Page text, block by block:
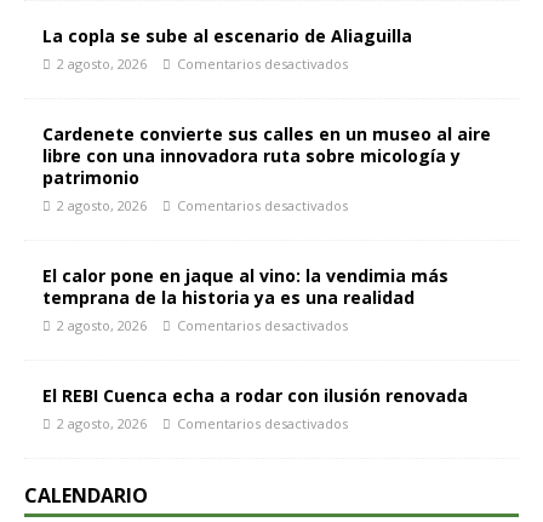
La copla se sube al escenario de Aliaguilla
2 agosto, 2026 Comentarios desactivados
Cardenete convierte sus calles en un museo al aire
libre con una innovadora ruta sobre micología y
patrimonio
2 agosto, 2026 Comentarios desactivados
El calor pone en jaque al vino: la vendimia más
temprana de la historia ya es una realidad
2 agosto, 2026 Comentarios desactivados
El REBI Cuenca echa a rodar con ilusión renovada
2 agosto, 2026 Comentarios desactivados
CALENDARIO